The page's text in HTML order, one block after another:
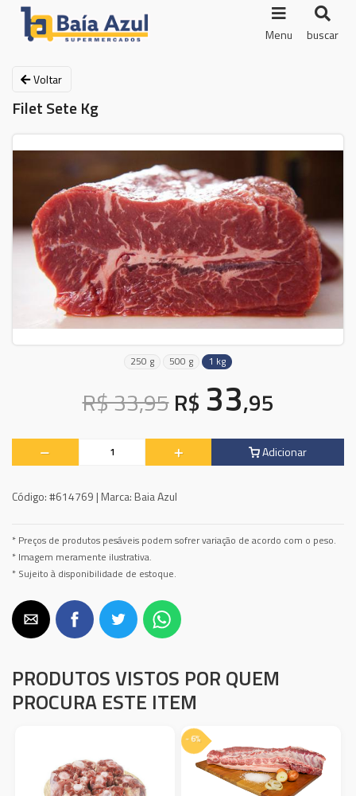
Menu buscar
Voltar
Filet Sete Kg
250 g 500 g 1 kg
R$ 33,95R$ 33,95
Adicionar
Código:#614769 | Marca: Baia Azul
* Preços de produtos pesáveis podem sofrer variação de acordo com o peso.
* Imagem meramente ilustrativa.
* Sujeito à disponibilidade de estoque.
PRODUTOS VISTOS POR QUEM
PROCURA ESTE ITEM
- 6%